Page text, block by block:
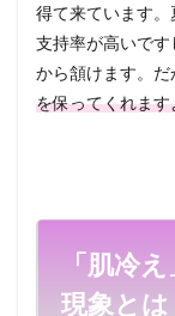
得て来ています
支持率が高いで
から頷けます。だ
を保ってくれます
「肌冷
現象とは